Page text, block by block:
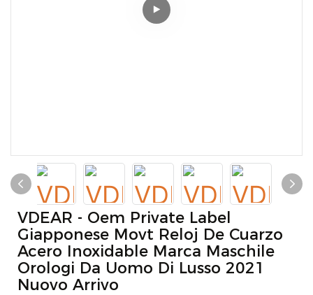
VDEAR - Oem Private Label
Giapponese Movt Reloj De Cuarzo
Acero Inoxidable Marca Maschile
Orologi Da Uomo Di Lusso 2021
Nuovo Arrivo